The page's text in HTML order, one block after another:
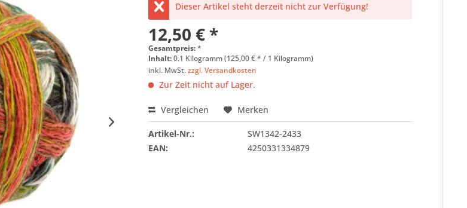
Dieser Artikel steht derzeit nicht zur Verfügung!
12,50 € *
Gesamtpreis:*
Inhalt:0.1 Kilogramm (125,00 € * / 1 Kilogramm)
inkl. MwSt.zzgl. Versandkosten
Zur Zeit nicht auf Lager.
Vergleichen Merken
Artikel-Nr.:
SW1342-2433
EAN:
4250331334879